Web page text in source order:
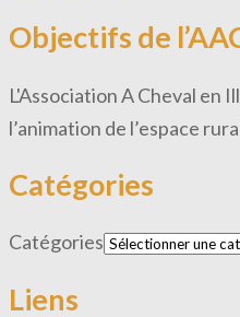
Objectifs de
L'Association A Cheval en
l’animation de l’espace
Catégories
Catégories
Liens